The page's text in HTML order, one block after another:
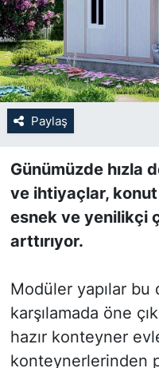
Paylaş
Günümüzde hızla
ve ihtiyaçlar,
esnek ve yenilikçi
arttırıyor.
Modüler yapılar bu
karşılamada öne
hazır konteyner
konteynerlerinden
SARIYER İMAR
SEKTÖR
SİYASET
SPOR
VİDEO GALERİ
YAŞAM